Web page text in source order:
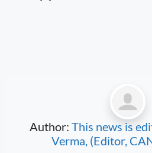
Author: This news is
Verma, (Editor,